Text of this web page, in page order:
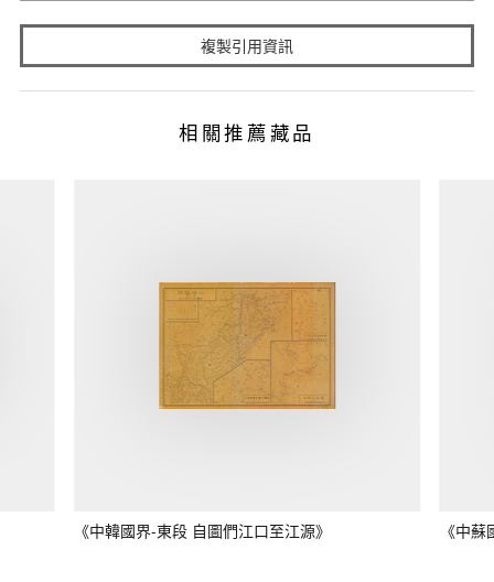
複製引用資訊
相關推薦藏品
《中韓國界-東段 自圖們江口至江源》 《中